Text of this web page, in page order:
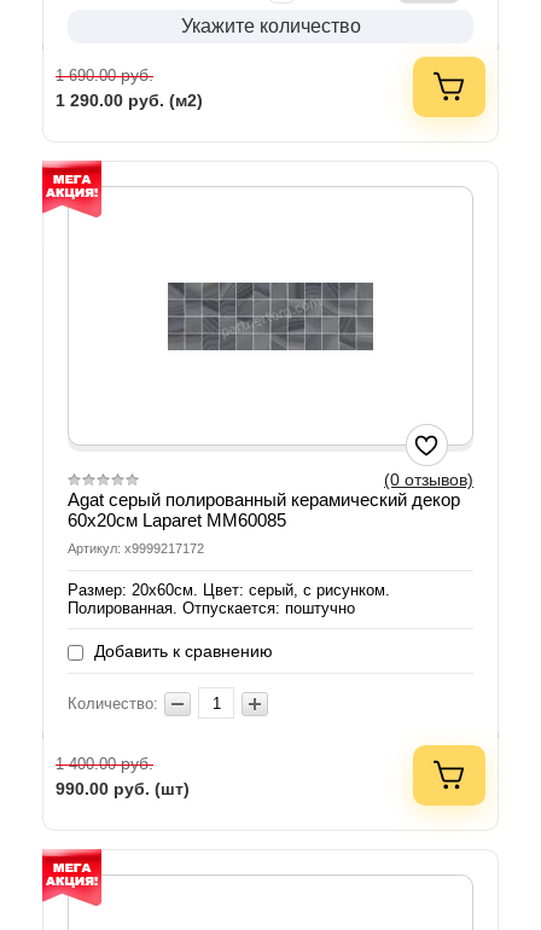
Укажите количество
1 690.00руб.
1 290.00 руб. (м2)
(0 отзывов)
Agat серый полированный керамический декор
60х20см Laparet MM60085
Артикул: х9999217172
Размер: 20х60см. Цвет: серый, с рисунком.
Полированная. Отпускается: поштучно
Добавить к сравнению
Количество:
1 400.00руб.
990.00 руб. (шт)